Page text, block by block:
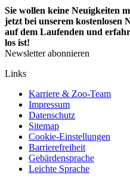
Sie wollen keine Neuigkeiten
jetzt bei unserem kostenlosen
auf dem Laufenden und
los ist!
Newsletter abonnieren
Links
Karriere & Zoo-Team
Impressum
Datenschutz
Sitemap
Cookie-Einstellungen
Barrierefreiheit
Gebärdensprache
Leichte Sprache